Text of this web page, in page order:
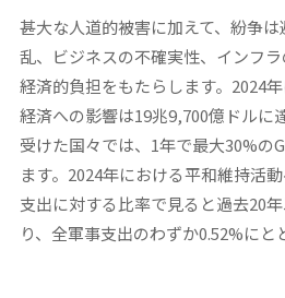
甚大な人道的被害に加えて、紛争
乱、ビジネスの不確実性、インフ
経済的負担をもたらします。2024
経済への影響は19兆9,700億ドルに
受けた国々では、1年で最大30%の
ます。2024年における平和維持活
支出に対する比率で見ると過去20
り、全軍事支出のわずか0.52%にと